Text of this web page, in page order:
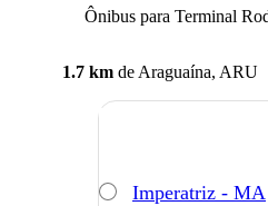
Ônibus para Terminal
1.7 km de Araguaína, ARU
Imperatriz - MA